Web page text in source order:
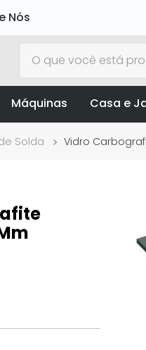
Nós
Máquinas Casa e
Solda Vidro